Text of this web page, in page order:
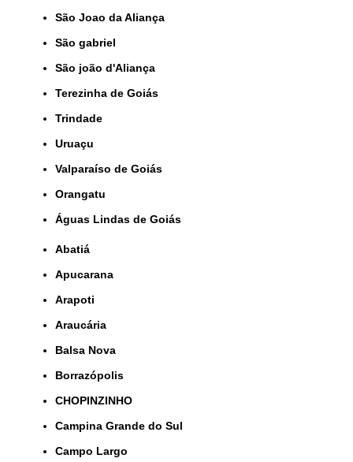
São Joao da Aliança
São gabriel
São joão d'Aliança
Terezinha de Goiás
Trindade
Uruaçu
Valparaíso de Goiás
orangatu
Águas Lindas de Goiás
Abatiá
Apucarana
Arapoti
Araucária
Balsa Nova
Borrazópolis
CHOPINZINHO
Campina Grande do Sul
Campo Largo